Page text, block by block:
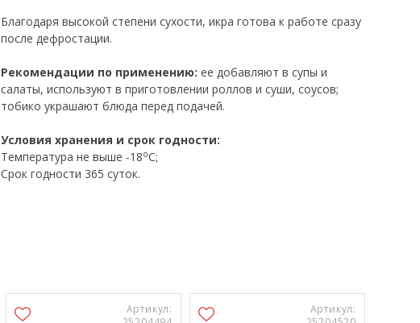
Благодаря высокой степени сухости, икра готова к работе сразу
после дефростации.
Рекомендации по применению: ее добавляют в супы и
салаты, используют в приготовлении роллов и суши, соусов;
тобико украшают блюда перед подачей.
Условия хранения и срок годности:
Температура не выше -18oC;
Срок годности 365 суток.
Артикул:
Артикул: